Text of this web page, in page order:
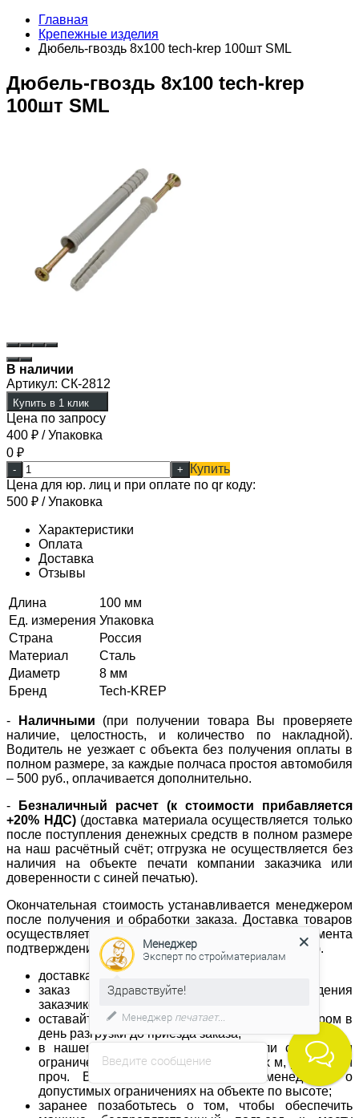
Главная
Крепежные изделия
Дюбель-гвоздь 8х100 tech-krep 100шт SML
Дюбель-гвоздь 8х100 tech-krep
100шт SML
В наличии
Артикул: СК-2812
Купить в 1 клик
Цена по запросу
400 ₽ / Упаковка
0 ₽
- +
Купить
Цена для юр. лиц и при оплате по qr коду:
500 ₽ / Упаковка
Характеристики
Оплата
Доставка
Отзывы
Длина
100 мм
Ед. измерения Упаковка
Страна
Россия
Материал
Сталь
Диаметр
8 мм
Бренд
Tech-KREP
- Наличными (при получении товара Вы проверяете
наличие, целостность, и количество по накладной).
Водитель не уезжает с объекта без получения оплаты в
полном размере, за каждые полчаса простоя автомобиля
– 500 руб., оплачивается дополнительно.
-
Безналичный расчет (к стоимости прибавляется
+20% НДС) (доставка материала осуществляется только
после поступления денежных средств в полном размере
на наш расчётный счёт; отгрузка не осуществляется без
наличия на объекте печати компании заказчика или
доверенности с синей печатью).
Окончательная стоимость устанавливается менеджером
после получения и обработки заказа. Доставка товаров
осуществляется в течение 3-х часов с момента
подтверждения заказа (в т.ч. выходные и праздники).
доставка согласовывается заранее;
заказ доставляется после подтверждения
заказчиком времени и даты доставки;
оставайтесь, пожалуйста, на связи с менеджером в
день разгрузки до приезда заказа;
в нашем автопарке есть автомобили с разными
ограничениями по габаритам – до 2-х м, до 2,2 м и
проч. Важно заранее сообщить менеджеру о
допустимых ограничениях на объекте по высоте;
заранее позаботьтесь о том, чтобы обеспечить
Введите сообщение
Менеджер
Эксперт по стройматериалам
Здравствуйте!
Менеджер печатает...